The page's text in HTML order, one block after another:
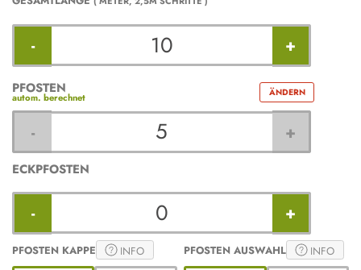
- +
PFOSTEN ÄNDERN
- +
ECKPFOSTEN
- +
PFOSTEN KAPPE INFO PFOSTEN AUSWAHL INFO